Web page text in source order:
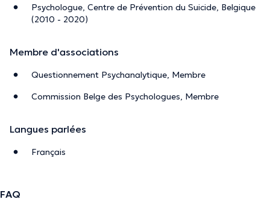
Psychologue, Centre de Prévention du Suicide, Belgique
(2010 - 2020)
Membre d'associations
Questionnement Psychanalytique, Membre
Commission Belge des Psychologues, Membre
Langues parlées
Français
FAQ